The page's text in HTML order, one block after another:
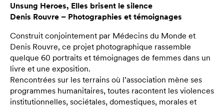
Unsung Heroes, Elles brisent le silence
Denis Rouvre – Photographies et témoignages
Construit conjointement par Médecins du Monde et
Denis Rouvre, ce projet photographique rassemble
quelque 60 portraits et témoignages de femmes dans un
livre et une exposition.
Rencontrées sur les terrains où l’association mène ses
programmes humanitaires, toutes racontent les violences
institutionnelles, sociétales, domestiques, morales et